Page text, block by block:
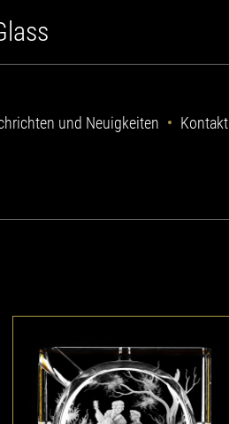
und Neuigkeiten Kontakt
x 14,5 cm